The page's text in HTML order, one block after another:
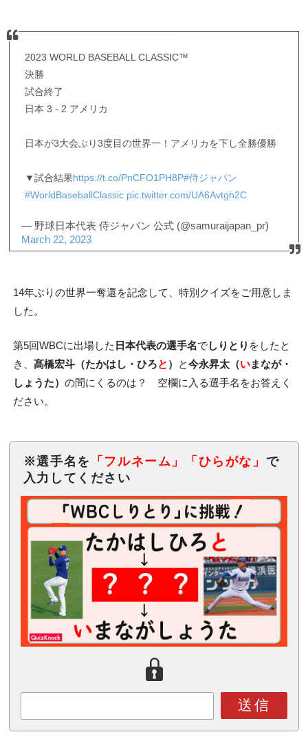
2023 WORLD BASEBALL CLASSIC™
決勝
試合終了
日本 3 - 2 アメリカ
日本が3大会ぶり3度目の世界一！アメリカを下し全勝優勝
▼試合結果https://t.co/PnCFO1PH8P#侍ジャパン
#WorldBaseballClassic pic.twitter.com/UA6Avtgh2C
— 野球日本代表 侍ジャパン 公式 (@samuraijapan_pr)
March 22, 2023
14年ぶりの世界一奪還を記念して、特別クイズをご用意しま
した。
第5回WBCに出場した 日本代表の選手名でしりとり をしたと
き、 髙橋宏斗（たかはし・ひろと ） と今永昇太（いまなが・
しょうた） の間にくるのは？ 空欄に入る選手名をお答えく
ださい。
※選手名を 「フルネーム」 「ひらがな」 で
入力してください
送信